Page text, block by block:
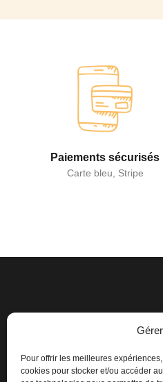
Pour offrir les meilleures
cookies pour stocker et/ou accéder
Paiements sécurisés
Carte bleu, Stripe